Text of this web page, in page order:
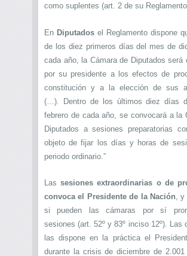
como suplentes (art. 2 de su Reglamento
En Diputados el Reglamento dispone
de los diez primeros días del mes de
cada año, la Cámara de Diputados será
por su presidente a los efectos de
constitución y a la elección de sus
(…). Dentro de los últimos diez días
febrero de cada año, se convocará a la
Diputados a sesiones preparatorias
objeto de fijar los días y horas de
periodo ordinario.”
Lassesiones extraordinarias o de
convoca el Presidente de la Nación, y
si pueden las cámaras por sí
sesiones (art. 52º y 83º inciso 12º). Las
las dispone en la práctica el
durante la crisis de diciembre de 2.001